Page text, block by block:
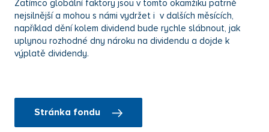
Zatímco globální faktory jsou v tomto okamžiku patrně
nejsilnější a mohou s námi vydržet i v dalších měsících,
například dění kolem dividend bude rychle slábnout, jak
uplynou rozhodné dny nároku na dividendu a dojde k
výplatě dividendy.
Stránka fondu